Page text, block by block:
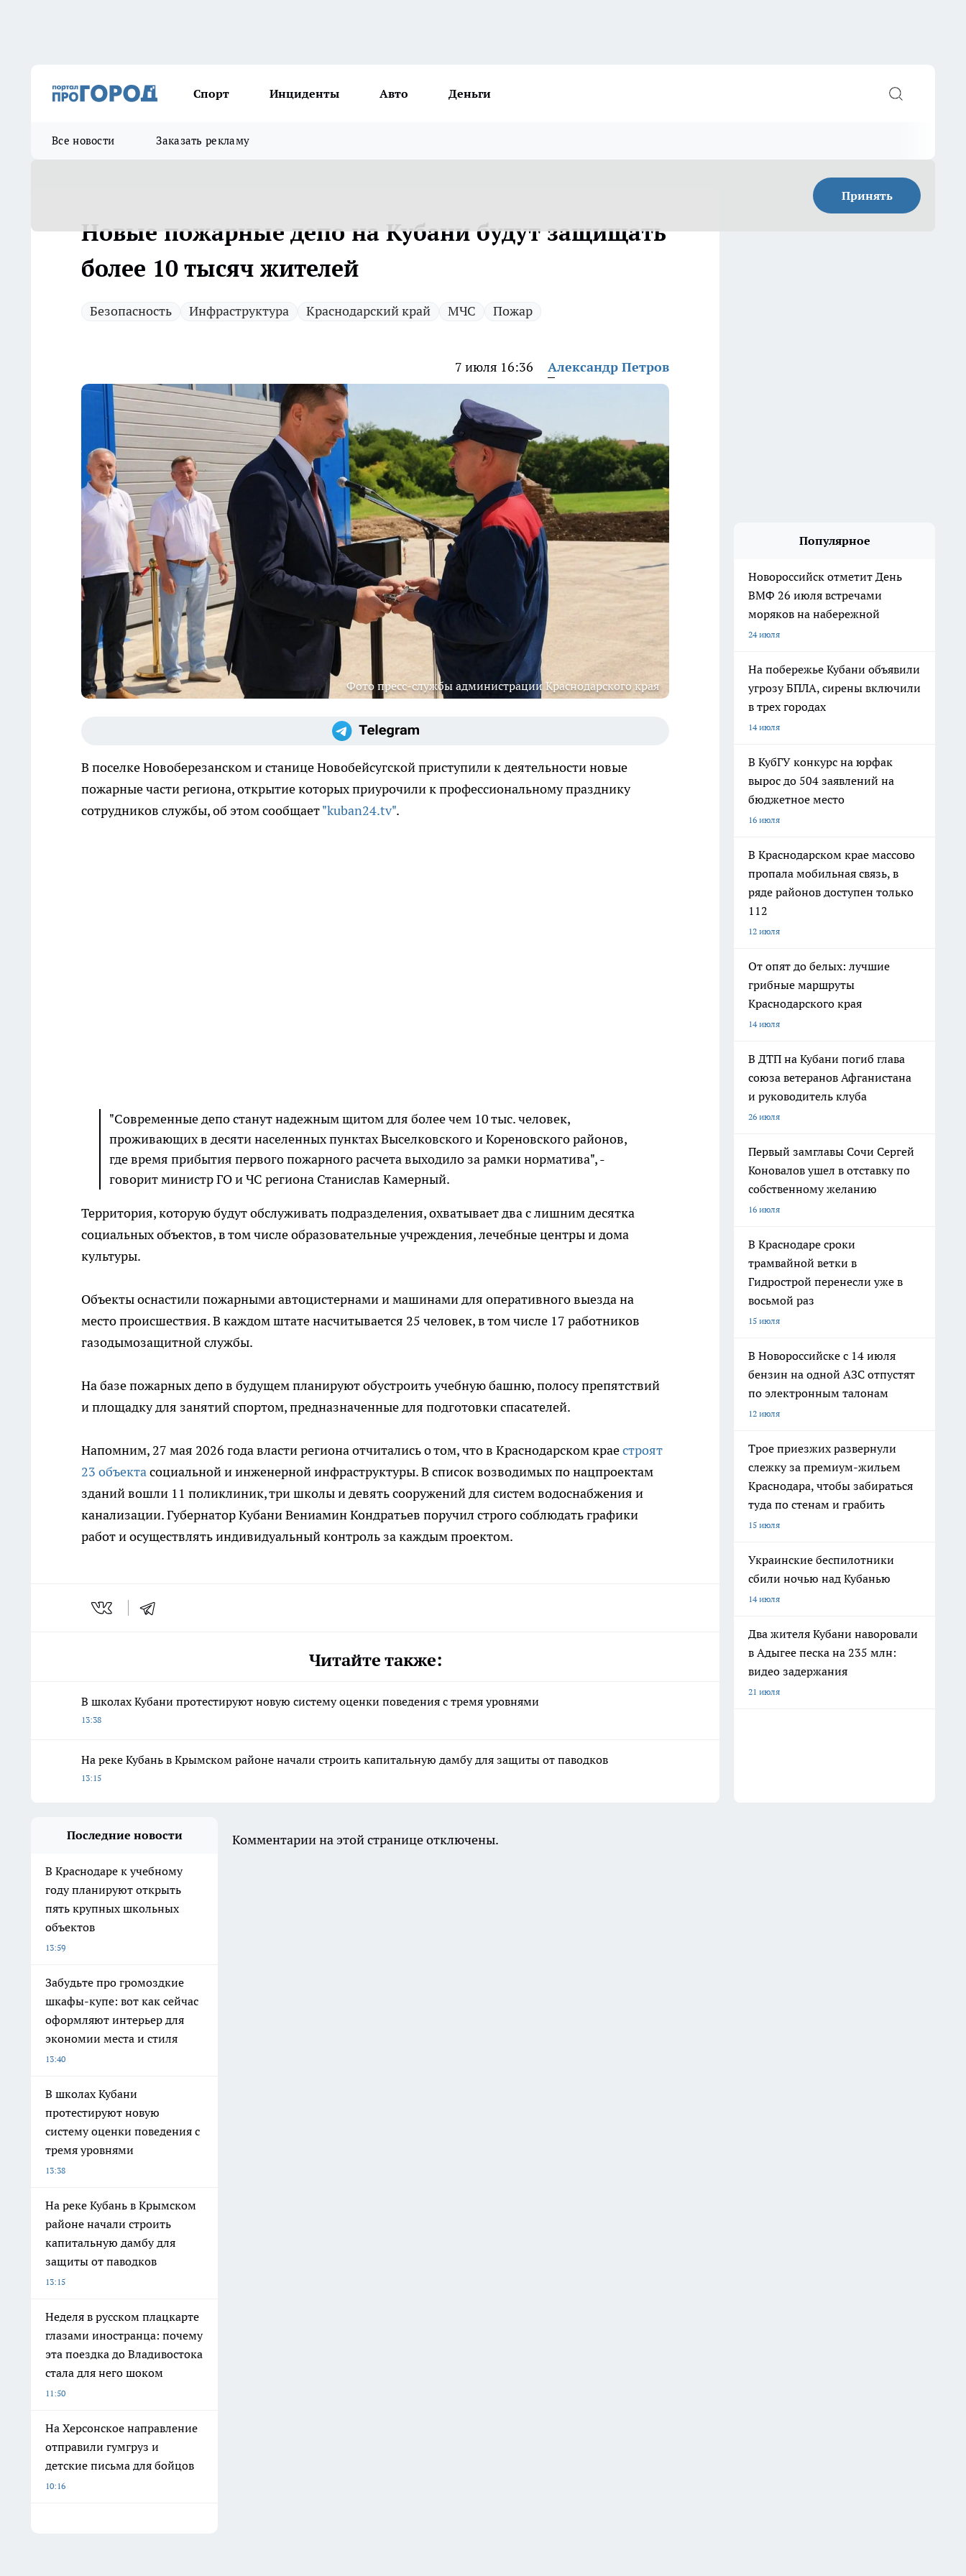
Спорт Инциденты Авто Деньги
Все новости Заказать рекламу
Принять
Новые пожарные депо на Кубани будут защищать
более 10 тысяч жителей
Безопасность Инфраструктура Краснодарский край МЧС Пожар
7 июля 16:36 Александр Петров
Фото пресс-службы администрации Краснодарского края
В поселке Новоберезанском и станице Новобейсугской приступили к деятельности новые
пожарные части региона, открытие которых приурочили к профессиональному празднику
сотрудников службы, об этом сообщает"kuban24.tv".
"Современные депо станут надежным щитом для более чем 10 тыс. человек,
проживающих в десяти населенных пунктах Выселковского и Кореновского районов,
где время прибытия первого пожарного расчета выходило за рамки норматива", -
говорит министр ГО и ЧС региона Станислав Камерный.
Территория, которую будут обслуживать подразделения, охватывает два с лишним десятка
социальных объектов, в том числе образовательные учреждения, лечебные центры и дома
культуры.
Объекты оснастили пожарными автоцистернами и машинами для оперативного выезда на
место происшествия. В каждом штате насчитывается 25 человек, в том числе 17 работников
газодымозащитной службы.
На базе пожарных депо в будущем планируют обустроить учебную башню, полосу препятствий
и площадку для занятий спортом, предназначенные для подготовки спасателей.
Напомним, 27 мая 2026 года власти региона отчитались о том, что в Краснодарском краестроят
23 объектасоциальной и инженерной инфраструктуры. В список возводимых по нацпроектам
зданий вошли 11 поликлиник, три школы и девять сооружений для систем водоснабжения и
канализации. Губернатор Кубани Вениамин Кондратьев поручил строго соблюдать графики
работ и осуществлять индивидуальный контроль за каждым проектом.
Читайте также:
В школах Кубани протестируют новую систему оценки поведения с тремя уровнями
13:38
На реке Кубань в Крымском районе начали строить капитальную дамбу для защиты от паводков
13:15
Популярное
Новороссийск отметит День
ВМФ 26 июля встречами
моряков на набережной
24 июля
На побережье Кубани объявили
угрозу БПЛА, сирены включили
в трех городах
14 июля
В КубГУ конкурс на юрфак
вырос до 504 заявлений на
бюджетное место
16 июля
В Краснодарском крае массово
пропала мобильная связь, в
ряде районов доступен только
112
12 июля
От опят до белых: лучшие
грибные маршруты
Краснодарского края
14 июля
В ДТП на Кубани погиб глава
союза ветеранов Афганистана
и руководитель клуба
26 июля
Первый замглавы Сочи Сергей
Коновалов ушел в отставку по
собственному желанию
16 июля
В Краснодаре сроки
трамвайной ветки в
Гидрострой перенесли уже в
восьмой раз
15 июля
В Новороссийске с 14 июля
бензин на одной АЗС отпустят
по электронным талонам
12 июля
Трое приезжих развернули
слежку за премиум-жильем
Краснодара, чтобы забираться
туда по стенам и грабить
15 июля
Украинские беспилотники
сбили ночью над Кубанью
14 июля
Два жителя Кубани наворовали
в Адыгее песка на 235 млн:
видео задержания
21 июля
Последние новости
В Краснодаре к учебному
году планируют открыть
пять крупных школьных
объектов
13:59
Забудьте про громоздкие
шкафы-купе: вот как сейчас
оформляют интерьер для
экономии места и стиля
13:40
В школах Кубани
протестируют новую
систему оценки поведения с
тремя уровнями
13:38
На реке Кубань в Крымском
районе начали строить
капитальную дамбу для
защиты от паводков
13:15
Неделя в русском плацкарте
глазами иностранца: почему
эта поездка до Владивостока
стала для него шоком
11:50
На Херсонское направление
отправили гумгруз и
детские письма для бойцов
10:16
Комментарии на этой странице отключены.